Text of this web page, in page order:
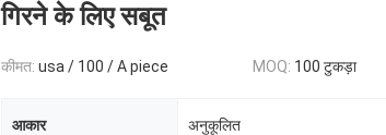
गिरने के लिए सबूत
कीमत: usa / 100 / A piece MOQ: 100 टुकड़ा
आकार अनुकूलित